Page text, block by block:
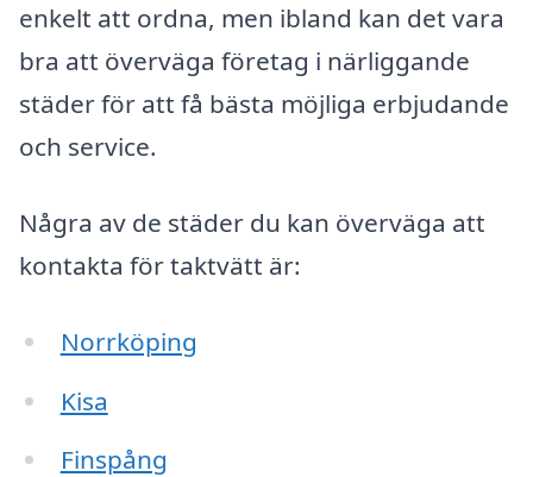
enkelt att ordna, men ibland kan det vara
bra att överväga företag i närliggande
städer för att få bästa möjliga erbjudande
och service.
Några av de städer du kan överväga att
kontakta för taktvätt är:
Norrköping
Kisa
Finspång